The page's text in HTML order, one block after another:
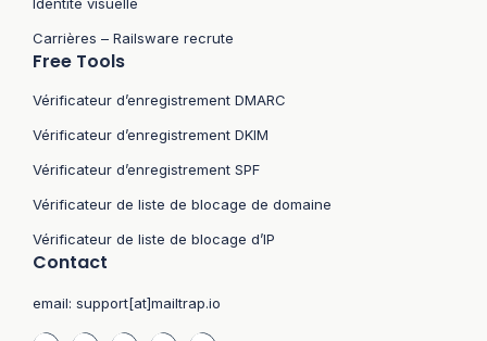
Carrières – Railsware recrute
Free Tools
Vérificateur d’enregistrement DMARC
Vérificateur d’enregistrement DKIM
Vérificateur d’enregistrement SPF
Vérificateur de liste de blocage de domaine
Vérificateur de liste de blocage d’IP
Contact
email: support[at]mailtrap.io